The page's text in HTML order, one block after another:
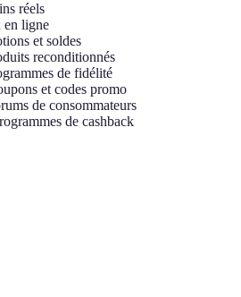
réels
en ligne
et soldes
reconditionnés
de fidélité
et codes promo
de consommateurs
de cashback